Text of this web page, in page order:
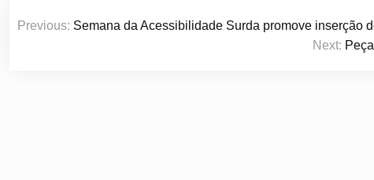
de
Previous: Semana da Acessibilidade Surda promove inserção
Next: